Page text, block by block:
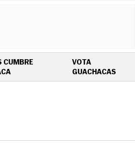
CUMBRE
OPENS IN NEW WINDOW
VOTA
GUACHACAS